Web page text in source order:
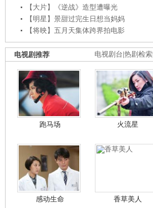
【大片】《逆战》造型遭曝光
【明星】景甜过完生日想当妈妈
【将映】五月天集体跨界拍电影
电视剧台 热剧检索
电视剧推荐
跑马场 火流星
感动生命 香草美人